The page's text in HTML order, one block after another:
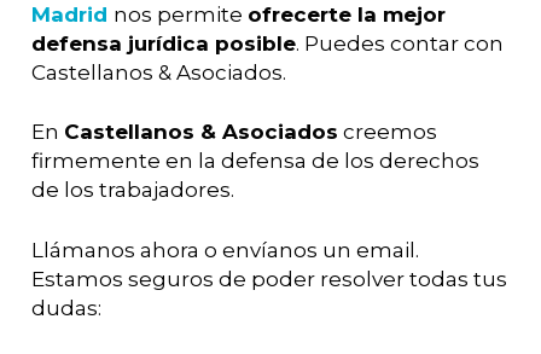
Madrid nos permite ofrecerte la mejor
defensa jurídica posible. Puedes contar con
Castellanos & Asociados.
En Castellanos & Asociados creemos
firmemente en la defensa de los derechos
de los trabajadores.
Llámanos ahora o envíanos un email.
Estamos seguros de poder resolver todas tus
dudas: